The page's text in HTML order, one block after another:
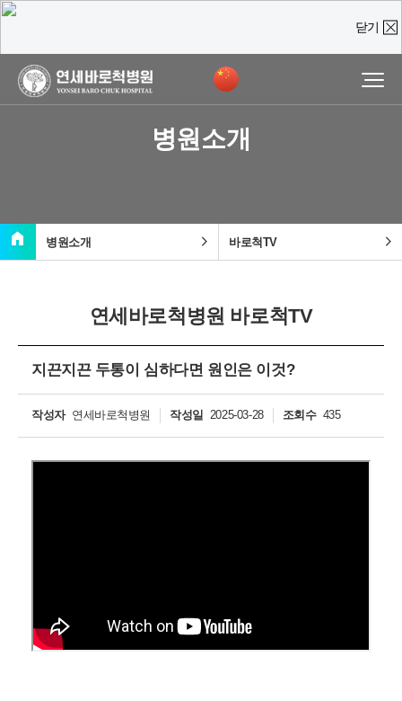
닫기
병원소개
home 병원소개 chevron_right 바로척TV chevron_right
연세바로척병원 바로척TV
지끈지끈 두통이 심하다면 원인은 이것?
작성자 연세바로척병원 작성일 2025-03-28 조회수 435
진료예약 및
실시간상담문의
질문을 남겨주시면,
개인정보활용동의
개인정보활용동의